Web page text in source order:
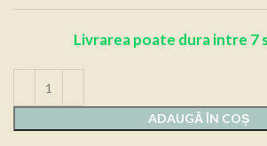
Livrarea poate dura intre 7
ADAUGĂ ÎN COȘ